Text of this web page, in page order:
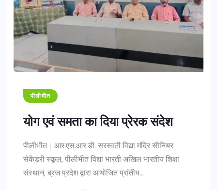
पीलीभीत
योग एवं समता का दिया प्रेरक संदेश
पीलीभीत। आर.एस.आर.डी. सरस्वती विद्या मंदिर सीनियर
सेकेंडरी स्कूल, पीलीभीत विद्या भारती अखिल भारतीय शिक्षा
संस्थान, ब्रज प्रदेश द्वारा आयोजित प्रांतीय...